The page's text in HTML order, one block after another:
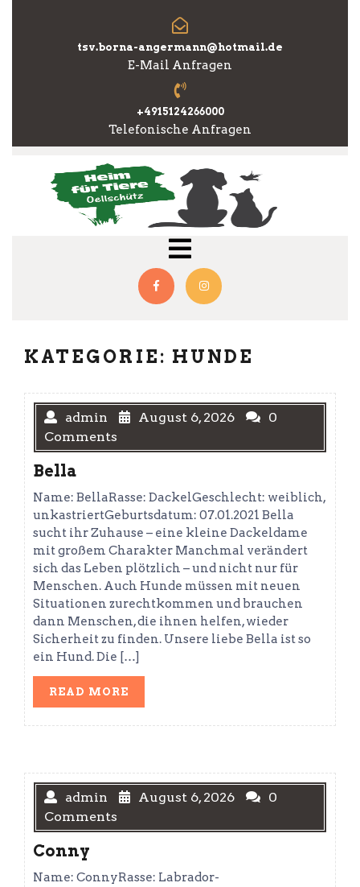
tsv.borna-angermann@hotmail.de
E-Mail Anfragen
+4915124266000
Telefonische Anfragen
Open
Menu
Facebook
KATEGORIE: HUNDE
admin August 6, 2026
0
Comments
Bella
Name: BellaRasse: DackelGeschlecht: weiblich,
unkastriertGeburtsdatum: 07.01.2021 Bella
sucht ihr Zuhause – eine kleine Dackeldame
mit großem Charakter Manchmal verändert
sich das Leben plötzlich – und nicht nur für
Menschen. Auch Hunde müssen mit neuen
Situationen zurechtkommen und brauchen
dann Menschen, die ihnen helfen, wieder
Sicherheit zu finden. Unsere liebe Bella ist so
ein Hund. Die […]
READ MORE
admin August 6, 2026
0
Comments
Conny
Name: ConnyRasse: Labrador-